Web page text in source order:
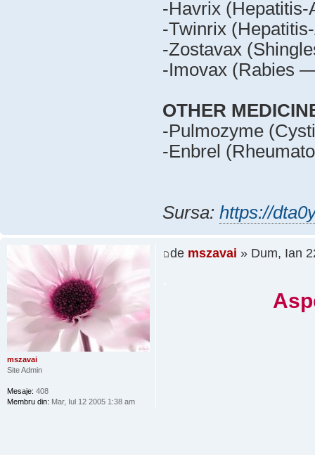
-Havrix
-Twinrix
-Zostavax
-Imovax (Rabies
OTHER
-Pulmozyme
-Enbrel
Sursa: https://
de mszavai » Dum, Ian
mszavai
Site Admin
Mesaje: 408
Membru din: Mar, Iul 12 2005 1:38 am